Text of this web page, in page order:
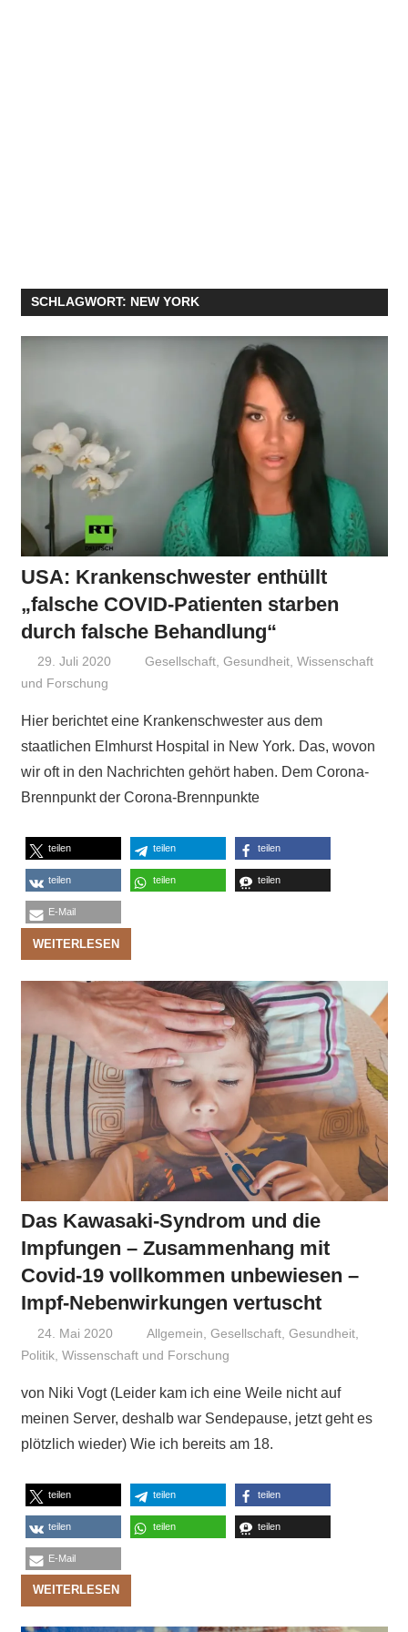
SCHLAGWORT: NEW YORK
USA: Krankenschwester enthüllt
„falsche COVID-Patienten starben
durch falsche Behandlung“
29. Juli 2020 Niki Vogt
Gesellschaft,Gesundheit,Wissenschaft
und Forschung
Hier berichtet eine Krankenschwester aus dem
staatlichen Elmhurst Hospital in New York. Das, wovon
wir oft in den Nachrichten gehört haben. Dem Corona-
Brennpunkt der Corona-Brennpunkte
teilen teilen teilen
teilen teilen teilen
E-Mail
WEITERLESEN
Das Kawasaki-Syndrom und die
Impfungen – Zusammenhang mit
Covid-19 vollkommen unbewiesen –
Impf-Nebenwirkungen vertuscht
24. Mai 2020 Niki Vogt
Allgemein ,Gesellschaft ,Gesundheit
Politik, Wissenschaft und Forschung
von Niki Vogt (Leider kam ich eine Weile nicht auf
meinen Server, deshalb war Sendepause, jetzt geht es
plötzlich wieder) Wie ich bereits am 18.
teilen teilen teilen
teilen teilen teilen
E-Mail
WEITERLESEN